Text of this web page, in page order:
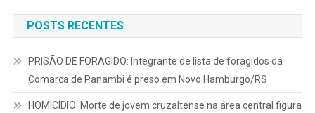
POSTS RECENTES
PRISÃO DE FORAGIDO: Integrante de lista de foragidos da
Comarca de Panambi é preso em Novo Hamburgo/RS
HOMICÍDIO: Morte de jovem cruzaltense na área central figura